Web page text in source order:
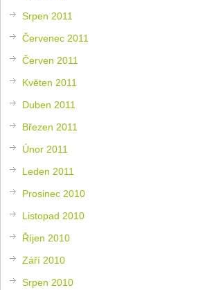
Srpen 2011
Červenec 2011
Červen 2011
Květen 2011
Duben 2011
Březen 2011
Únor 2011
Leden 2011
Prosinec 2010
Listopad 2010
Říjen 2010
Září 2010
Srpen 2010